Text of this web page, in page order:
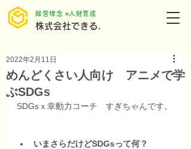
株式会社できる.
​経営理念 ×人財育成
めんどくさい人向け アニメで学
ぶSDGs
2022年2月11日
SDGsｘ幸動力コーチ　すぎちゃんです。
いまさらだけどSDGsって何？